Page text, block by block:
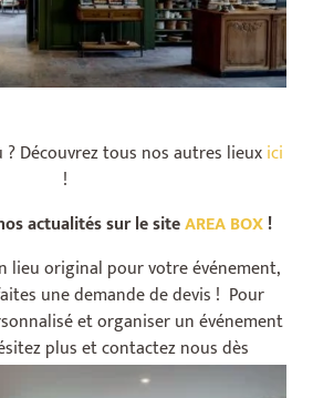
? Découvrez tous nos autres lieux ici
!
actualités sur le siteAREA BOX!
lieu original pour votre événement,
une demande de devis ! Pour
et organiser un événement
plus et contactez nous dès
_salon jaune_